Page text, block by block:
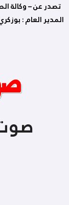
المدير العام :